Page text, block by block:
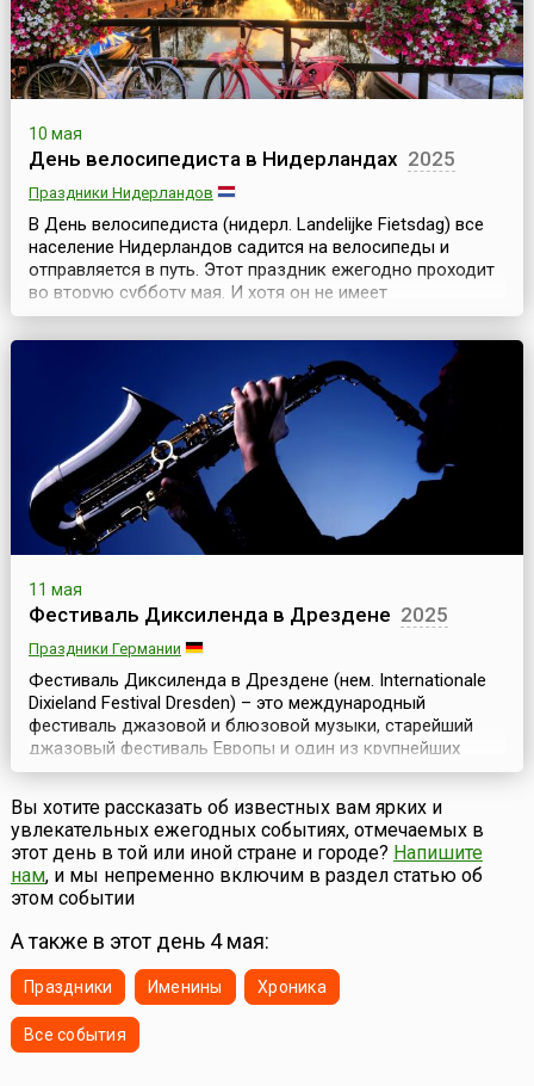
10 мая
День велосипедиста в Нидерландах 2025
Праздники Нидерландов
В День велосипедиста (нидерл. Landelijke Fietsdag) все
население Нидерландов садится на велосипеды и
отправляется в путь. Этот праздник ежегодно проходит
во вторую субботу мая. И хотя он не имеет
официального статуса, но весьма популярен в стране. К
тому же, он совпадает с Днем мельника, поэтому во все
велосипедные маршруты для туристов включаются
посещения ветряных мельниц, которые являются
11 мая
Фестиваль Диксиленда в Дрездене 2025
Праздники Германии
Фестиваль Диксиленда в Дрездене (нем. Internationale
Dixieland Festival Dresden) – это международный
фестиваль джазовой и блюзовой музыки, старейший
джазовый фестиваль Европы и один из крупнейших
фестивалей диксиленда в мире. Он проходит ежегодно,
начиная с 1971 года, в середине мая и длится примерно
неделю.Дрезден – старинный немецкий город с богатой
историей и архитектурным наследием. Но ест...
Вы хотите рассказать об известных вам ярких и
увлекательных ежегодных событиях, отмечаемых в
этот день в той или иной стране и городе? Напишите
нам, и мы непременно включим в раздел статью об
этом событии
А также в этот день 4 мая:
Праздники Именины Хроника
Все события